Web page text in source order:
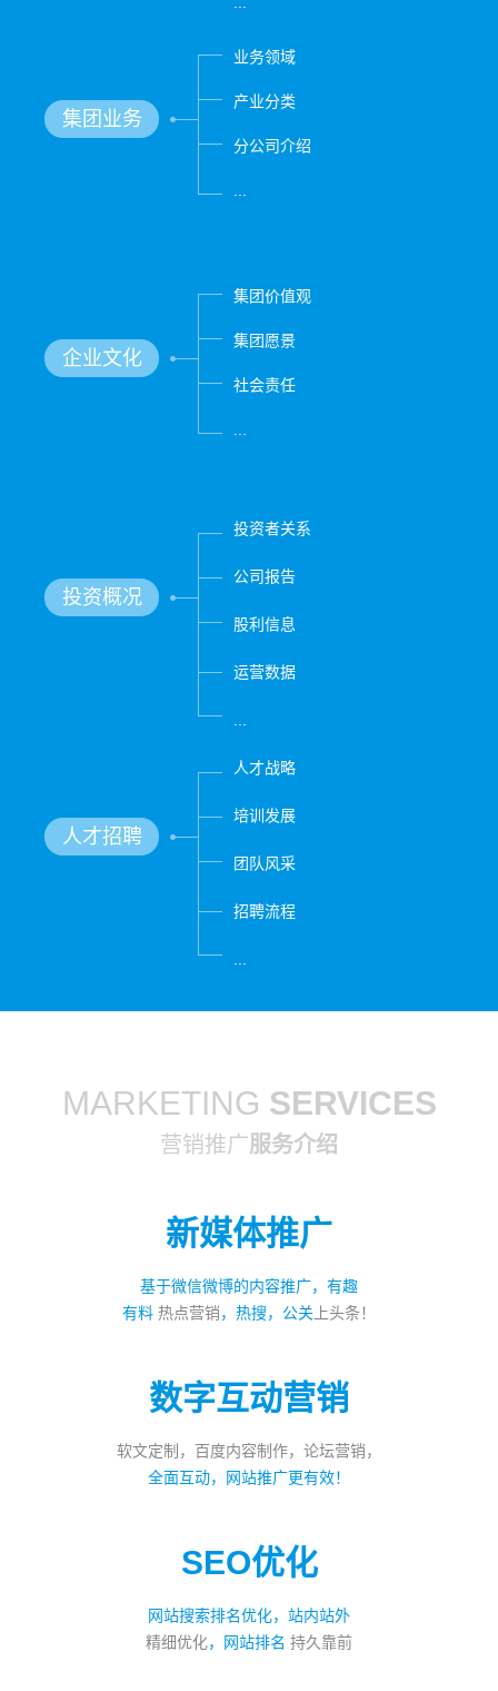
集团业务
业务领域
产业分类
分公司介绍
企业文化
集团价值观
集团愿景
社会责任
投资概况
投资者关系
公司报告
股利信息
运营数据
人才招聘
人才战略
培训发展
团队风采
招聘流程
MARKETING SERVICES
营销推广服务介绍
新媒体推广
基于微信微博的内容推广，有趣
有料 热点营销，热搜，公关 上头条！
数字互动营销
软文定制，百度内容制作，论坛营销，
全面互动，网站推广更有效！
SEO优化
网站搜索排名优化，站内站外
精细优化，网站排名 持久靠前